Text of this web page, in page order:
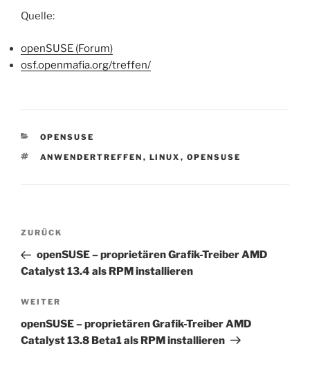
Quelle:
openSUSE (Forum)
osf.openmafia.org/treffen/
KATEGORIEN
OPENSUSE
SCHLAGWÖRTER
ANWENDERTREFFEN , LINUX , OPENSUSE
Beitragsnavigation
Vorheriger
Beitrag
ZURÜCK
openSUSE – proprietären Grafik-Treiber AMD
Catalyst 13.4 als RPM installieren
Nächster
Beitrag
WEITER
openSUSE – proprietären Grafik-Treiber AMD
Catalyst 13.8 Beta1 als RPM installieren